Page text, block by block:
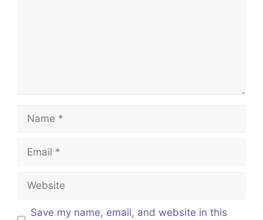
Save my name, email, and website in this